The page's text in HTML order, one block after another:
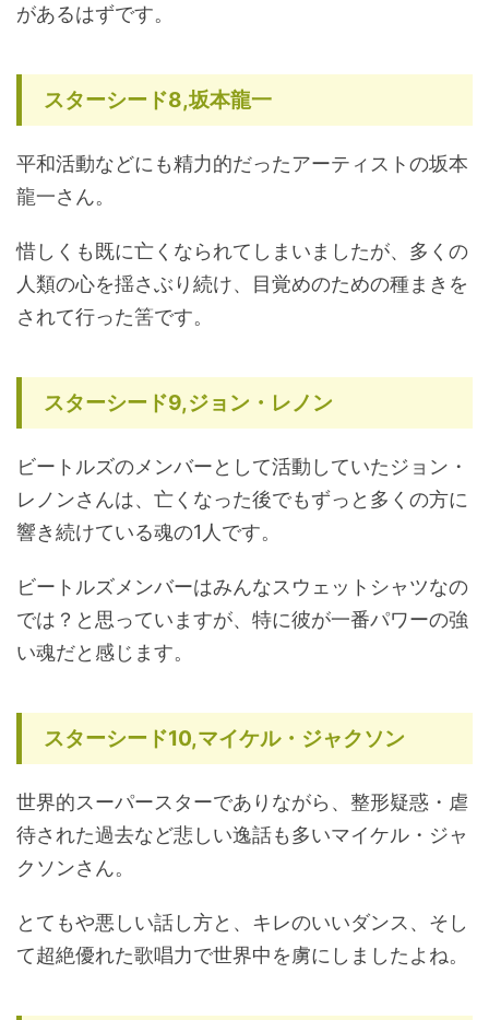
があるはずです。
スターシード8,坂本龍一
平和活動などにも精力的だったアーティストの坂本
龍一さん。
惜しくも既に亡くなられてしまいましたが、多くの
人類の心を揺さぶり続け、目覚めのための種まきを
されて行った筈です。
スターシード9,ジョン・レノン
ビートルズのメンバーとして活動していたジョン・
レノンさんは、亡くなった後でもずっと多くの方に
響き続けている魂の1人です。
ビートルズメンバーはみんなスウェットシャツなの
では？と思っていますが、特に彼が一番パワーの強
い魂だと感じます。
スターシード10,マイケル・ジャクソン
世界的スーパースターでありながら、整形疑惑・虐
待された過去など悲しい逸話も多いマイケル・ジャ
クソンさん。
とてもや悪しい話し方と、キレのいいダンス、そし
て超絶優れた歌唱力で世界中を虜にしましたよね。